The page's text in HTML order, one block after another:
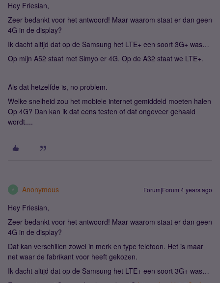
Hey Friesian,
Zeer bedankt voor het antwoord! Maar waarom staat er dan geen
4G in de display?
Ik dacht altijd dat op de Samsung het LTE+ een soort 3G+ was…
Op mijn A52 staat met Simyo er 4G. Op de A32 staat we LTE+.
Als dat hetzelfde is, no problem.
Welke snelheid zou het mobiele internet gemiddeld moeten halen
Op 4G? Dan kan ik dat eens testen of dat ongeveer gehaald
wordt....
A Anonymous Forum|Forum|4 years ago
Hey Friesian,
Zeer bedankt voor het antwoord! Maar waarom staat er dan geen
4G in de display?
Dat kan verschillen zowel in merk en type telefoon. Het is maar
net waar de fabrikant voor heeft gekozen.
Ik dacht altijd dat op de Samsung het LTE+ een soort 3G+ was…